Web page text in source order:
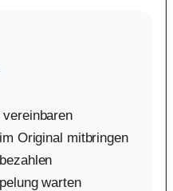
Original mitbringen
warten